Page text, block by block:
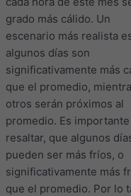
grado más cálido. Un
escenario más realista
algunos días son
significativamente más
que el promedio,
otros serán próximos al
promedio. Es importante
resaltar, que algunos
pueden ser más fríos, o
significativamente más
que el promedio. Por lo